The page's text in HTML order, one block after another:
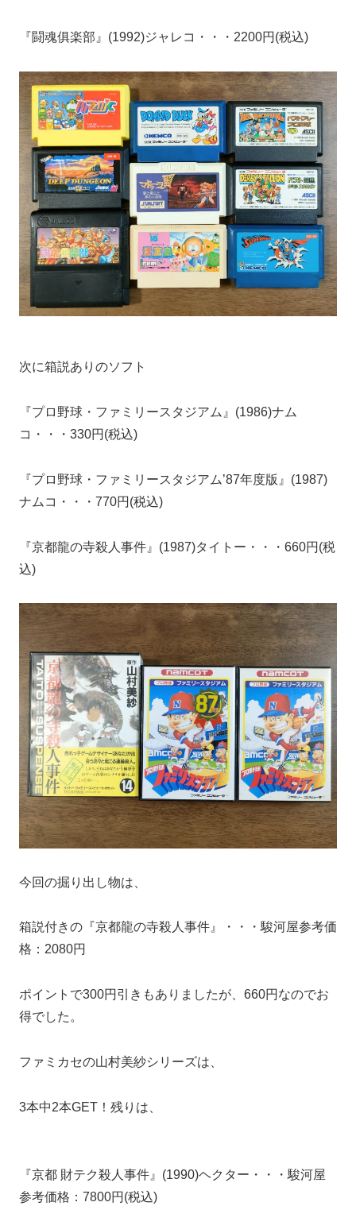
『闘魂俱楽部』(1992)ジャレコ・・・2200円(税込)
次に箱説ありのソフト
『プロ野球・ファミリースタジアム』(1986)ナム
コ・・・330円(税込)
『プロ野球・ファミリースタジアム’87年度版』(1987)
ナムコ・・・770円(税込)
『京都龍の寺殺人事件』(1987)タイトー・・・660円(税
込)
今回の掘り出し物は、
箱説付きの『京都龍の寺殺人事件』・・・駿河屋参考価
格：2080円
ポイントで300円引きもありましたが、660円なのでお
得でした。
ファミカセの山村美紗シリーズは、
3本中2本GET！残りは、
『京都 財テク殺人事件』(1990)ヘクター・・・駿河屋
参考価格：7800円(税込)